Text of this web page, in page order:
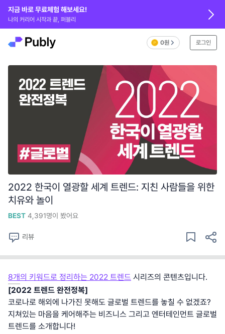
0원 로그인
지금 바로 무료체험 해보세요!
나의 커리어 시작과 끝, 퍼블리
2022 한국이 열광할 세계 트렌드: 지친 사람들을 위한
치유와 놀이
BEST 4,391명이 봤어요
리뷰
8개의 키워드로 정리하는 2022 트렌드 시리즈의 콘텐츠입니다.
[2022 트렌드 완전정복]
코로나로 해외에 나가진 못해도 글로벌 트렌드를 놓칠 수 없겠죠?
지쳐있는 마음을 케어해주는 비즈니스 그리고 엔터테인먼트 글로벌
트렌드를 소개합니다!